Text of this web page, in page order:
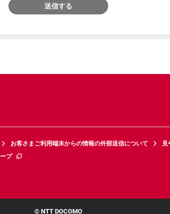
送信する
お客さまご利用端末からの情報の外部送信について
見
プ
© NTT DOCOMO